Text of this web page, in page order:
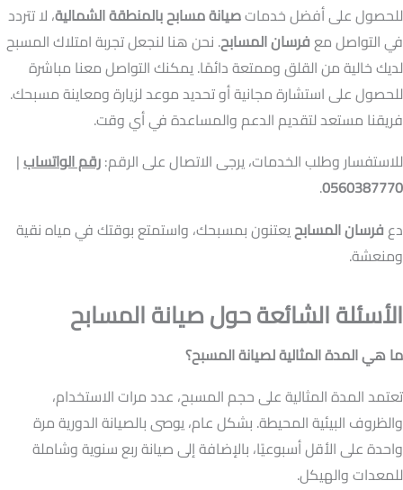
للحصول على أفضل خدماتصيانة مسابح بالمنطقة الشمالية، لا تتردد
في التواصل معفرسان المسابح. نحن هنا لنجعل تجربة امتلاك المسبح
لديك خالية من القلق وممتعة دائمًا. يمكنك التواصل معنا مباشرة
للحصول على استشارة مجانية أو تحديد موعد لزيارة ومعاينة مسبحك.
فريقنا مستعد لتقديم الدعم والمساعدة في أي وقت.
للاستفسار وطلب الخدمات، يرجى الاتصال على الرقم:رقم الواتساب|
0560387770
.
دعفرسان المسابحيعتنون بمسبحك، واستمتع بوقتك في مياه نقية
ومنعشة.
الأسئلة الشائعة حول صيانة المسابح
ما هي المدة المثالية لصيانة المسبح؟
تعتمد المدة المثالية على حجم المسبح، عدد مرات الاستخدام،
والظروف البيئية المحيطة. بشكل عام، يوصى بالصيانة الدورية مرة
واحدة على الأقل أسبوعيًا، بالإضافة إلى صيانة ربع سنوية وشاملة
للمعدات والهيكل.